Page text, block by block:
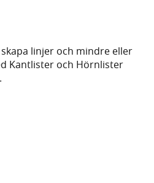
linjer och mindre eller
Kantlister och Hörnlister